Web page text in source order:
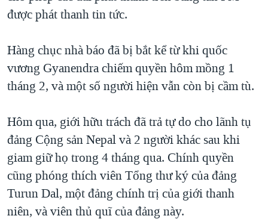
KINH TẾ
SỨC KHOẺ
VĂN HOÁ
GIÁO DỤC
GIẢI MÃ VÀNH ĐAI & CON ĐƯỜNG
NGÀY TỊ NẠN THẾ GIỚI
TRỊNH VĨNH BÌNH - NGƯỜI HẠ 'BÊN THẮNG CUỘC'
GROUND ZERO – XƯA VÀ NAY
CÁC GIÁ TRỊ CỘNG HÒA Ở VIỆT NAM
THƯỢNG ĐỈNH TRUMP-KIM TẠI VIỆT NAM
TRỊNH VĨNH BÌNH VS. CHÍNH PHỦ VIỆT NAM
NGƯ DÂN VIỆT VÀ LÀN SÓNG TRỘM HẢI SÂM
BÊN KIA QUỐC LỘ: TIẾNG VỌNG TỪ NÔNG THÔN MỸ
MẠNG XÃ HỘI
Ngôn ngữ khác
được phát thanh tin tức.
Hàng chục nhà báo đã bị bắt kể từ khi quốc
vương Gyanendra chiếm quyền hôm mồng 1
tháng 2, và một số người hiện vẫn còn bị cầm tù.
Hôm qua, giới hữu trách đã trả tự do cho lãnh tụ
đảng Cộng sản Nepal và 2 người khác sau khi
giam giữ họ trong 4 tháng qua. Chính quyền
cũng phóng thích viên Tổng thư ký của đảng
Turun Dal, một đảng chính trị của giới thanh
niên, và viên thủ quĩ của đảng này.